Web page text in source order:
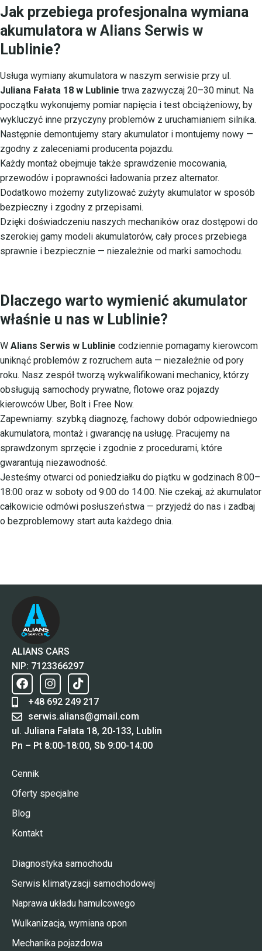
Jak przebiega profesjonalna wymiana
akumulatora w Alians Serwis w
Lublinie?
Usługa wymiany akumulatora w naszym serwisie przy ul.
Juliana Fałata 18 w Lublinie trwa zazwyczaj 20–30 minut. Na
początku wykonujemy pomiar napięcia i test obciążeniowy, by
wykluczyć inne przyczyny problemów z uruchamianiem silnika.
Następnie demontujemy stary akumulator i montujemy nowy —
zgodny z zaleceniami producenta pojazdu.
Każdy montaż obejmuje także sprawdzenie mocowania,
przewodów i poprawności ładowania przez alternator.
Dodatkowo możemy zutylizować zużyty akumulator w sposób
bezpieczny i zgodny z przepisami.
Dzięki doświadczeniu naszych mechaników oraz dostępowi do
szerokiej gamy modeli akumulatorów, cały proces przebiega
sprawnie i bezpiecznie — niezależnie od marki samochodu.
Dlaczego warto wymienić akumulator
właśnie u nas w Lublinie?
W Alians Serwis w Lublinie codziennie pomagamy kierowcom
uniknąć problemów z rozruchem auta — niezależnie od pory
roku. Nasz zespół tworzą wykwalifikowani mechanicy, którzy
obsługują samochody prywatne, flotowe oraz pojazdy
kierowców Uber, Bolt i Free Now.
Zapewniamy: szybką diagnozę, fachowy dobór odpowiedniego
akumulatora, montaż i gwarancję na usługę. Pracujemy na
sprawdzonym sprzęcie i zgodnie z procedurami, które
gwarantują niezawodność.
Jesteśmy otwarci od poniedziałku do piątku w godzinach 8:00–
18:00 oraz w soboty od 9:00 do 14:00. Nie czekaj, aż akumulator
całkowicie odmówi posłuszeństwa — przyjedź do nas i zadbaj
o bezproblemowy start auta każdego dnia.
ALIANS CARS
NIP: 7123366297
+48 692 249 217
serwis.alians@gmail.com
ul. Juliana Fałata 18, 20-133, Lublin
Pn – Pt 8:00-18:00, Sb 9:00-14:00
Cennik
Oferty specjalne
Blog
Kontakt
Diagnostyka samochodu
Serwis klimatyzacji samochodowej
Naprawa układu hamulcowego
Wulkanizacja, wymiana opon
Mechanika pojazdowa